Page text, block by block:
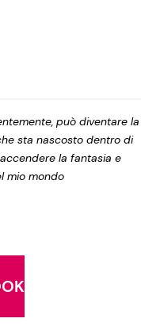
può diventare la
sta nascosto dentro di
la fantasia e
mio mondo